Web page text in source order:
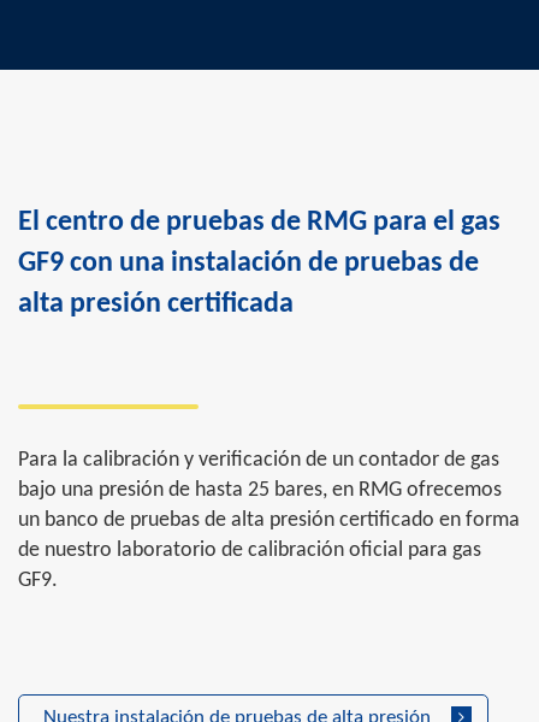
El centro de pruebas de RMG para el gas
GF9 con una instalación de pruebas de
alta presión certificada
Para la calibración y verificación de un contador de gas
bajo una presión de hasta 25 bares, en RMG ofrecemos
un banco de pruebas de alta presión certificado en forma
de nuestro laboratorio de calibración oficial para gas
GF9.
Nuestra instalación de pruebas de alta presión